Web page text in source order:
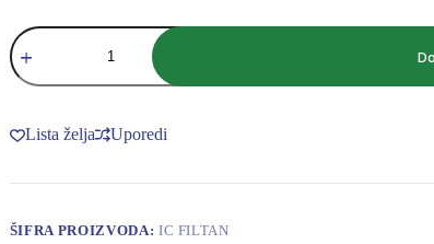
ISOLCELL
FILTER
ZA
ANALIZATOR
Lista želja Uporedi
ŠIFRA PROIZVODA: IC FILTAN